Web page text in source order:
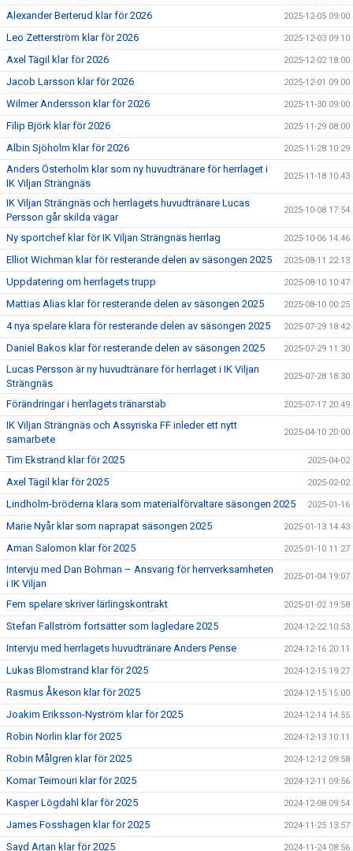
Alexander Berterud klar för 2026 2025-12-05 09:00
Leo Zetterström klar för 2026 2025-12-03 09:10
Axel Tägil klar för 2026 2025-12-02 18:00
Jacob Larsson klar för 2026 2025-12-01 09:00
Wilmer Andersson klar för 2026 2025-11-30 09:00
Filip Björk klar för 2026 2025-11-29 08:00
Albin Sjöholm klar för 2026 2025-11-28 10:29
Anders Österholm klar som ny huvudtränare för herrlaget i
IK Viljan Strängnäs
2025-11-18 10:43
IK Viljan Strängnäs och herrlagets huvudtränare Lucas
Persson går skilda vägar
2025-10-08 17:54
Ny sportchef klar för IK Viljan Strängnäs herrlag 2025-10-06 14:46
Elliot Wichman klar för resterande delen av säsongen 2025 2025-08-11 22:13
Uppdatering om herrlagets trupp 2025-08-10 10:47
Mattias Alias klar för resterande delen av säsongen 2025 2025-08-10 00:25
4 nya spelare klara för resterande delen av säsongen 2025 2025-07-29 18:42
Daniel Bakos klar för resterande delen av säsongen 2025 2025-07-29 11:30
Lucas Persson är ny huvudtränare för herrlaget i IK Viljan
Strängnäs
2025-07-28 18:30
Förändringar i herrlagets tränarstab 2025-07-17 20:49
IK Viljan Strängnäs och Assyriska FF inleder ett nytt
samarbete
2025-04-10 20:00
Tim Ekstrand klar för 2025 2025-04-02
Axel Tägil klar för 2025 2025-02-02
Lindholm-bröderna klara som materialförvaltare säsongen 2025 2025-01-16
Marie Nyår klar som naprapat säsongen 2025 2025-01-13 14:43
Aman Salomon klar för 2025 2025-01-10 11:27
Intervju med Dan Bohman – Ansvarig för herrverksamheten
i IK Viljan
2025-01-04 19:07
Fem spelare skriver lärlingskontrakt 2025-01-02 19:58
Stefan Fallström fortsätter som lagledare 2025 2024-12-22 10:53
Intervju med herrlagets huvudtränare Anders Pense 2024-12-16 20:11
Lukas Blomstrand klar för 2025 2024-12-15 19:27
Rasmus Åkeson klar för 2025 2024-12-15 15:00
Joakim Eriksson-Nyström klar för 2025 2024-12-14 14:55
Robin Norlin klar för 2025 2024-12-13 10:11
Robin Målgren klar för 2025 2024-12-12 09:58
Komar Teimouri klar för 2025 2024-12-11 09:56
Kasper Lögdahl klar för 2025 2024-12-08 09:54
James Fosshagen klar för 2025 2024-11-25 13:57
Sayd Artan klar för 2025 2024-11-24 08:56